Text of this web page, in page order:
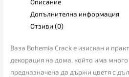
Допълнителна информация
Отзиви (0)
Ваза Bohemia Crack е изискан и
декорация на дома, който има
предназначена да държи цветя с